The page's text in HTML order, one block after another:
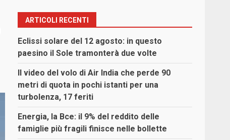
ARTICOLI RECENTI
Eclissi solare del 12 agosto: in questo
paesino il Sole tramonterà due volte
Il video del volo di Air India che perde 90
metri di quota in pochi istanti per una
turbolenza, 17 feriti
Energia, la Bce: il 9% del reddito delle
famiglie più fragili finisce nelle bollette